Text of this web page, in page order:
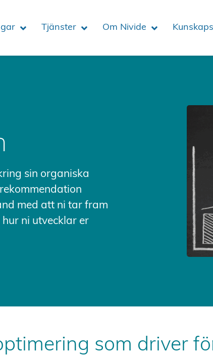
Tjänster Om Nivide
sin organiska
med att ni tar fram
ni utvecklar er
som driver